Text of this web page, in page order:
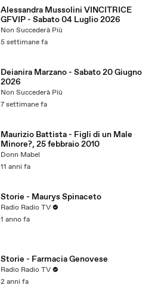
Alessandra Mussolini VINCITRICE
GFVIP - Sabato 04 Luglio 2026
Non Succederà Più
5 settimane fa
Deianira Marzano - Sabato 20 Giugno
2026
Non Succederà Più
7 settimane fa
Maurizio Battista - Figli di un Male
Minore?, 25 febbraio 2010
Donn Mabel
11 anni fa
Storie - Maurys Spinaceto
Radio Radio TV
1 anno fa
Storie - Farmacia Genovese
Radio Radio TV
2 anni fa